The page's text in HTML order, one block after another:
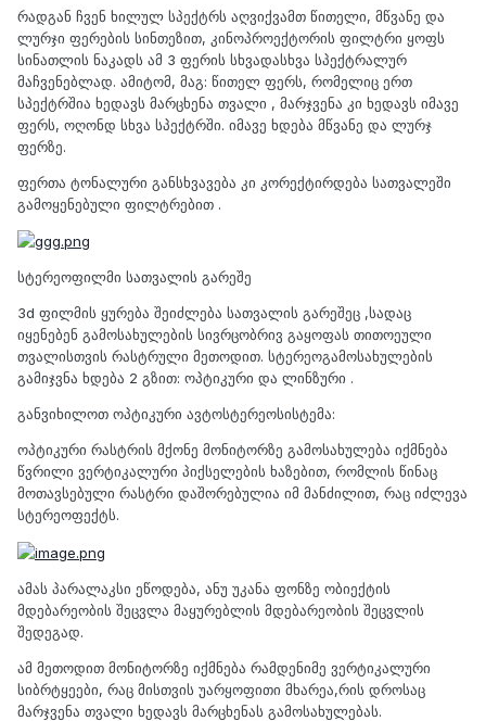
რადგან ჩვენ ხილულ სპექტრს აღვიქვამთ წითელი, მწვანე და
ლურჯი ფერების სინთეზით, კინოპროექტორის ფილტრი ყოფს
სინათლის ნაკადს ამ 3 ფერის სხვადასხვა სპექტრალურ
მაჩვენებლად. ამიტომ, მაგ: წითელ ფერს, რომელიც ერთ
სპექტრშია ხედავს მარცხენა თვალი , მარჯვენა კი ხედავს იმავე
ფერს, ოღონდ სხვა სპექტრში. იმავე ხდება მწვანე და ლურჯ
ფერზე.
ფერთა ტონალური განსხვავება კი კორექტირდება სათვალეში
გამოყენებული ფილტრებით .
სტერეოფილმი სათვალის გარეშე
3d ფილმის ყურება შეიძლება სათვალის გარეშეც ,სადაც
იყენებენ გამოსახულების სივრცობრივ გაყოფას თითოეული
თვალისთვის რასტრული მეთოდით. სტერეოგამოსახულების
გამიჯვნა ხდება 2 გზით: ოპტიკური და ლინზური .
განვიხილოთ ოპტიკური ავტოსტერეოსისტემა:
ოპტიკური რასტრის მქონე მონიტორზე გამოსახულება იქმნება
წვრილი ვერტიკალური პიქსელების ხაზებით, რომლის წინაც
მოთავსებული რასტრი დაშორებულია იმ მანძილით, რაც იძლევა
სტერეოფექტს.
ამას პარალაკსი ეწოდება, ანუ უკანა ფონზე ობიექტის
მდებარეობის შეცვლა მაყურებლის მდებარეობის შეცვლის
შედეგად.
ამ მეთოდით მონიტორზე იქმნება რამდენიმე ვერტიკალური
სიბრტყეები, რაც მისთვის უარყოფითი მხარეა,რის დროსაც
მარჯვენა თვალი ხედავს მარცხენას გამოსახულებას.